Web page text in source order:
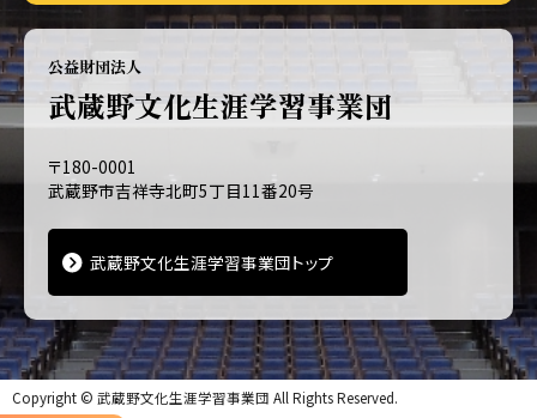
公益財団法人
武蔵野文化生涯学習事業団
〒180-0001
武蔵野市吉祥寺北町5丁目11番20号
武蔵野文化生涯学習事業団トップ
Copyright © 武蔵野文化生涯学習事業団 All Rights Reserved.